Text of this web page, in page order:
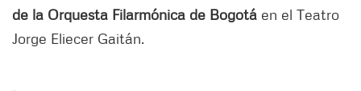
de la Orquesta Filarmónica de Bogotá en el Teatro
Jorge Eliecer Gaitán.